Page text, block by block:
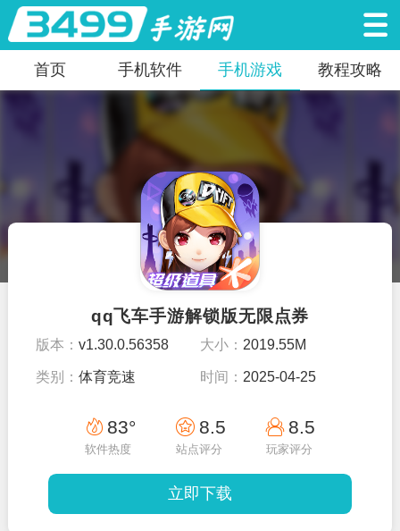
首页 手机软件 手机游戏 教程攻略
qq飞车手游解锁版无限点券
版本：v1.30.0.56358 大小： 2019.55M
类别：体育竞速 时间： 2025-04-25
83°
软件热度
8.5
站点评分
8.5
玩家评分
立即下载